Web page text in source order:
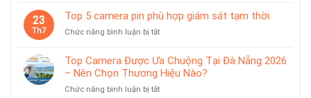
tiện
sạc
8
camera
dùng
chống
nước
IP65
23
Th7
Top 5 camera pin phù hợp giám sát tạm thời
Chức năng bình luận bị tắtở
5
camera
pin
phù
Top Camera Được Ưa Chuộng Tại Đà Nẵng 2026
– Nên Chọn Thương Hiệu Nào?
Chức năng bình luận bị tắtở